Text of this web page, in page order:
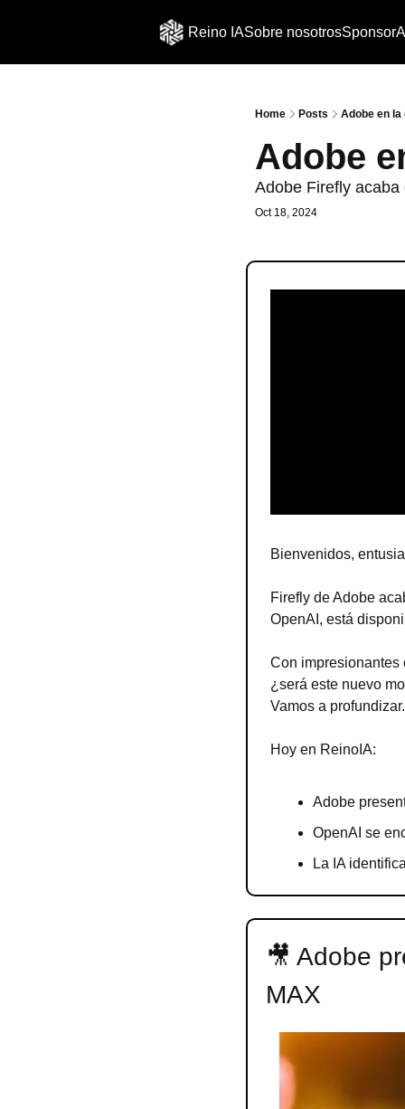
Reino IASobre nosotrosSponsor
Home Posts Adobe en la
Adobe
Adobe Firefly
Oct 18, 2024
Bienvenidos,
Firefly de Adobe
OpenAI, está
Con impresionantes
¿será este nuevo
Vamos a
Hoy en ReinoIA:
Adobe
OpenAI se
La IA
🎥 Adobe
MAX